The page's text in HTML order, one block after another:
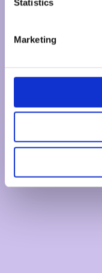
Statistics
Marketing